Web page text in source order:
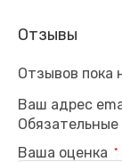
Отзывы
Отзывов пока
Ваш адрес
Ваша оценка *